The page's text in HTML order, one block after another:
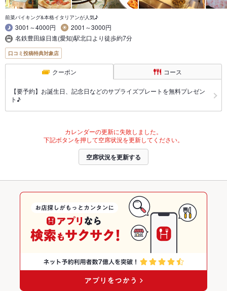
前菜バイキング&本格イタリアンが人気♪
3001～4000円
2001～3000円
名鉄豊田線日進(愛知)駅北口より徒歩約7分
口コミ投稿特典対象店
クーポン コース
【要予約】お誕生日、記念日などのサプライズプレートを無料プレゼン
ト♪
カレンダーの更新に失敗しました。
下記ボタンを押して空席状況を更新してください。
空席状況を更新する